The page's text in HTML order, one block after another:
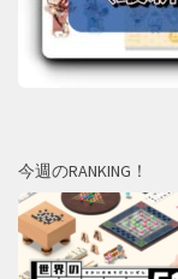
今週のRANKING！